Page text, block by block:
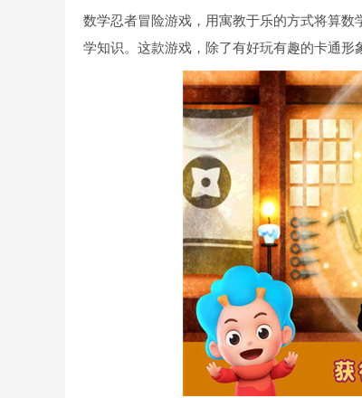
数学忍者冒险游戏，用寓教于乐的方式将算
学知识。这款游戏，除了有好玩有趣的卡通形